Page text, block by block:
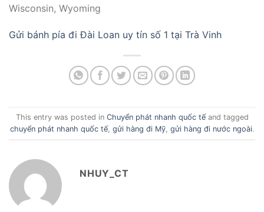
Wisconsin, Wyoming
Gửi bánh pía đi Đài Loan uy tín số 1 tại Trà Vinh
This entry was posted in Chuyển phát nhanh quốc tếand tagged
chuyển phát nhanh quốc tế, gửi hàng đi Mỹ, gửi hàng đi nước ngoài.
NHUY_CT